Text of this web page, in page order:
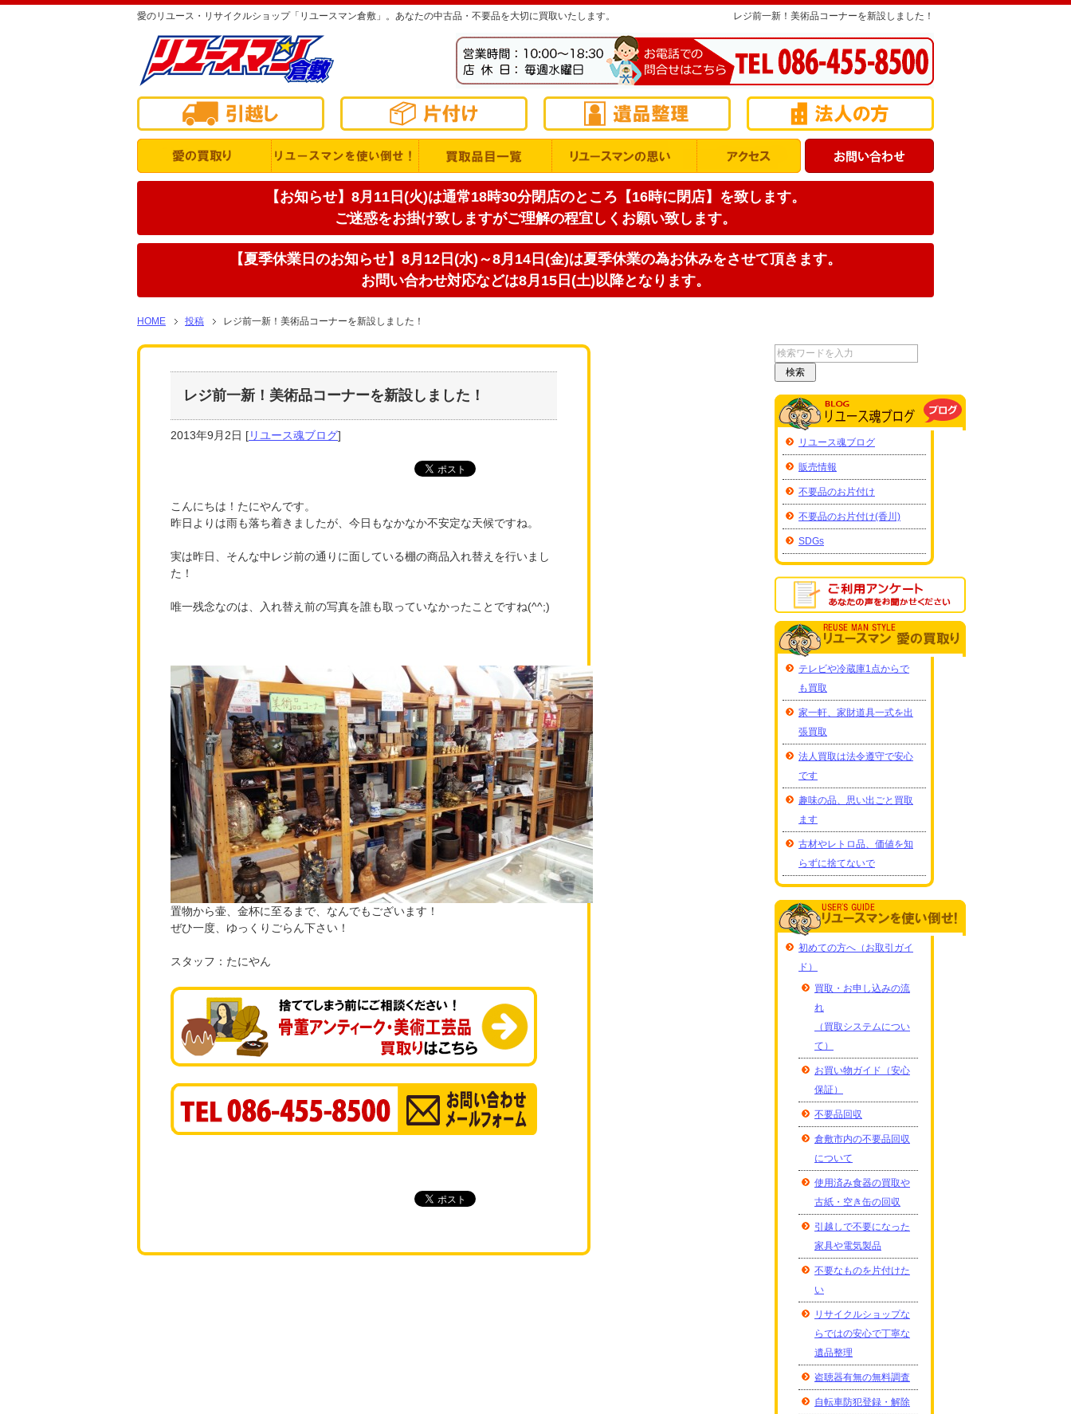
愛のリユース・リサイクルショップ「リユースマン倉敷」。あなたの中古品・不要品を大切に買取いたします。 レジ前一新！美術品コーナーを新設しました！
【お知らせ】8月11日(火)は通常18時30分閉店のところ【16時に閉店】を致します。
ご迷惑をお掛け致しますがご理解の程宜しくお願い致します。
【夏季休業日のお知らせ】8月12日(水)～8月14日(金)は夏季休業の為お休みをさせて頂きます。
お問い合わせ対応などは8月15日(土)以降となります。
HOME 投稿 レジ前一新！美術品コーナーを新設しました！
レジ前一新！美術品コーナーを新設しました！
2013年9月2日 [リユース魂ブログ]
こんにちは！たにやんです。
昨日よりは雨も落ち着きましたが、今日もなかなか不安定な天候ですね。
実は昨日、そんな中レジ前の通りに面している棚の商品入れ替えを行いまし
た！
唯一残念なのは、入れ替え前の写真を誰も取っていなかったことですね(^^;)
置物から壷、金杯に至るまで、なんでもございます！
ぜひ一度、ゆっくりごらん下さい！
スタッフ：たにやん
リユース魂ブログ
販売情報
不要品のお片付け
不要品のお片付け(香川)
SDGs
テレビや冷蔵庫1点からで
も買取
家一軒、家財道具一式を出
張買取
法人買取は法令遵守で安心
です
趣味の品、思い出ごと買取
ます
古材やレトロ品、価値を知
らずに捨てないで
初めての方へ（お取引ガイ
ド）
買取・お申し込みの流
れ
（買取システムについ
て）
お買い物ガイド（安心
保証）
不要品回収
倉敷市内の不要品回収
について
使用済み食器の買取や
古紙・空き缶の回収
引越しで不要になった
家具や電気製品
不要なものを片付けた
い
リサイクルショップな
らではの安心で丁寧な
遺品整理
盗聴器有無の無料調査
自転車防犯登録・解除